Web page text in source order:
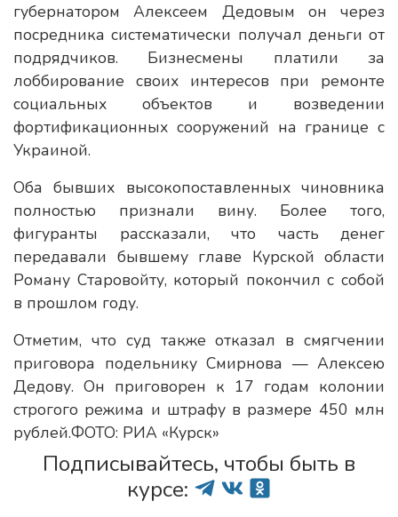
губернатором Алексеем Дедовым он через
посредника систематически получал деньги от
подрядчиков. Бизнесмены платили за
лоббирование своих интересов при ремонте
социальных объектов и возведении
фортификационных сооружений на границе с
Украиной.
Оба бывших высокопоставленных чиновника
полностью признали вину. Более того,
фигуранты рассказали, что часть денег
передавали бывшему главе Курской области
Роману Старовойту, который покончил с собой
в прошлом году.
Отметим, что суд также отказал в смягчении
приговора подельнику Смирнова — Алексею
Дедову. Он приговорен к 17 годам колонии
строгого режима и штрафу в размере 450 млн
рублей.ФОТО: РИА «Курск»
Подписывайтесь, чтобы быть в
курсе: